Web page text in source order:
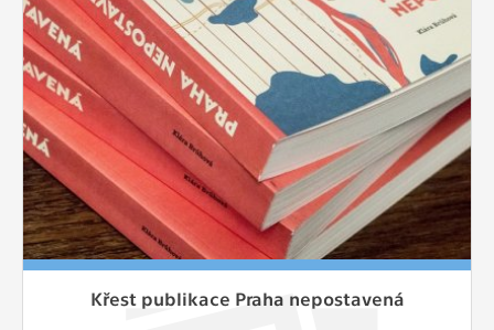
Křest publikace Praha nepostavená